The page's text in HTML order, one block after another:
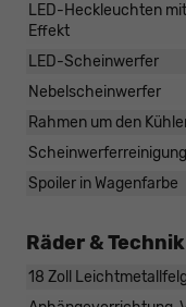
LED-Heckleuchten
Effekt
LED-Scheinwerfer
Nebelscheinwerfer
Rahmen um den
Spoiler in Wagenfarbe
Räder & Technik
18 Zoll